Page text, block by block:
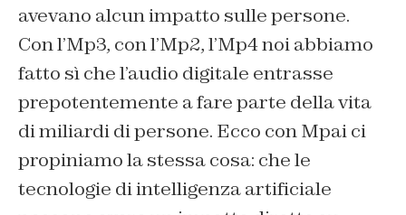
avevano alcun impatto sulle persone.
Con l’Mp3, con l’Mp2, l’Mp4 noi abbiamo
fatto sì che l’audio digitale entrasse
prepotentemente a fare parte della vita
di miliardi di persone. Ecco con Mpai ci
propiniamo la stessa cosa: che le
tecnologie di intelligenza artificiale